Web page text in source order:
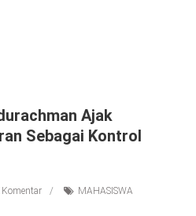
Ajak
Sebagai Kontrol
Komentar MAHASISWA